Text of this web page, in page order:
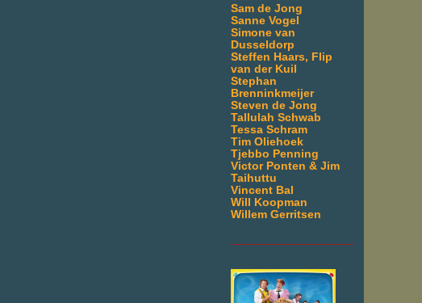
Sam de Jong
Sanne Vogel
Simone van
Dusseldorp
Steffen Haars, Flip
van der Kuil
Stephan
Brenninkmeijer
Steven de Jong
Tallulah Schwab
Tessa Schram
Tim Oliehoek
Tjebbo Penning
Victor Ponten & Jim
Taihuttu
Vincent Bal
Will Koopman
Willem Gerritsen